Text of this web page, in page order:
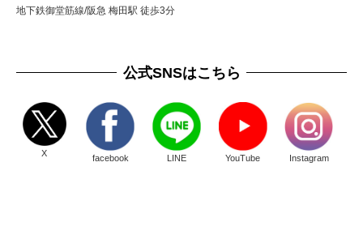
地下鉄御堂筋線/阪急 梅田駅 徒歩3分
公式SNSはこちら
X facebook LINE YouTube Instagram